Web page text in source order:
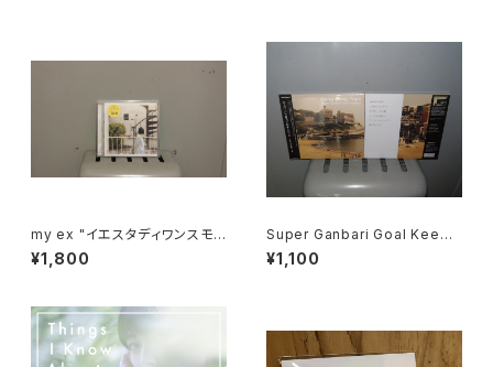
my ex "イエスタディワンスモ
ア"
¥1,800
Super Ganbari Goal Keepe
rs "Cang Gang Pops"
¥1,100